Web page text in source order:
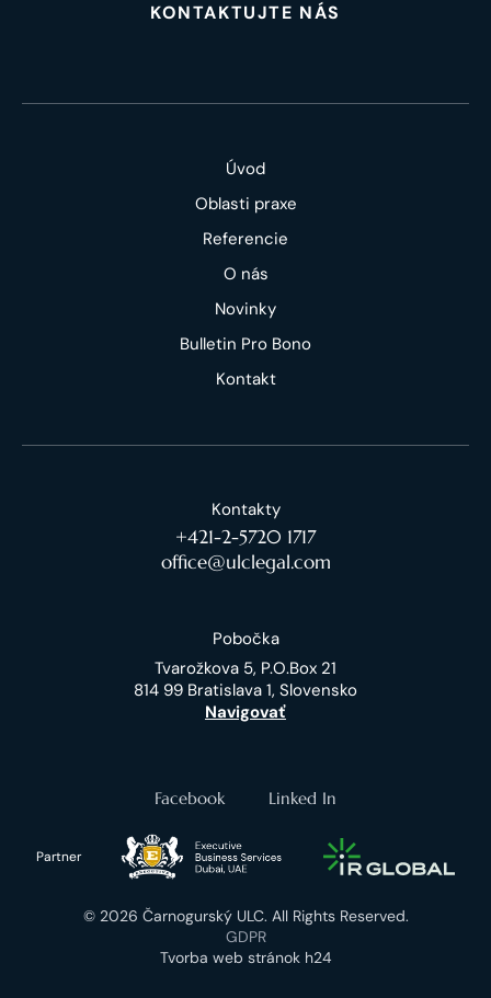
KONTAKTUJTE NÁS
Úvod
Oblasti praxe
Referencie
O nás
Novinky
Bulletin Pro Bono
Kontakt
Kontakty
+421-2-5720 1717
office@ulclegal.com
Pobočka
Tvarožkova 5, P.O.Box 21
814 99 Bratislava 1, Slovensko
Navigovať
Facebook Linked In
Partner
© 2026 Čarnogurský ULC. All Rights Reserved.
GDPR
Tvorba web stránok h24